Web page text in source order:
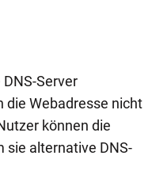
Server
die Webadresse nicht
können die
sie alternative DNS-